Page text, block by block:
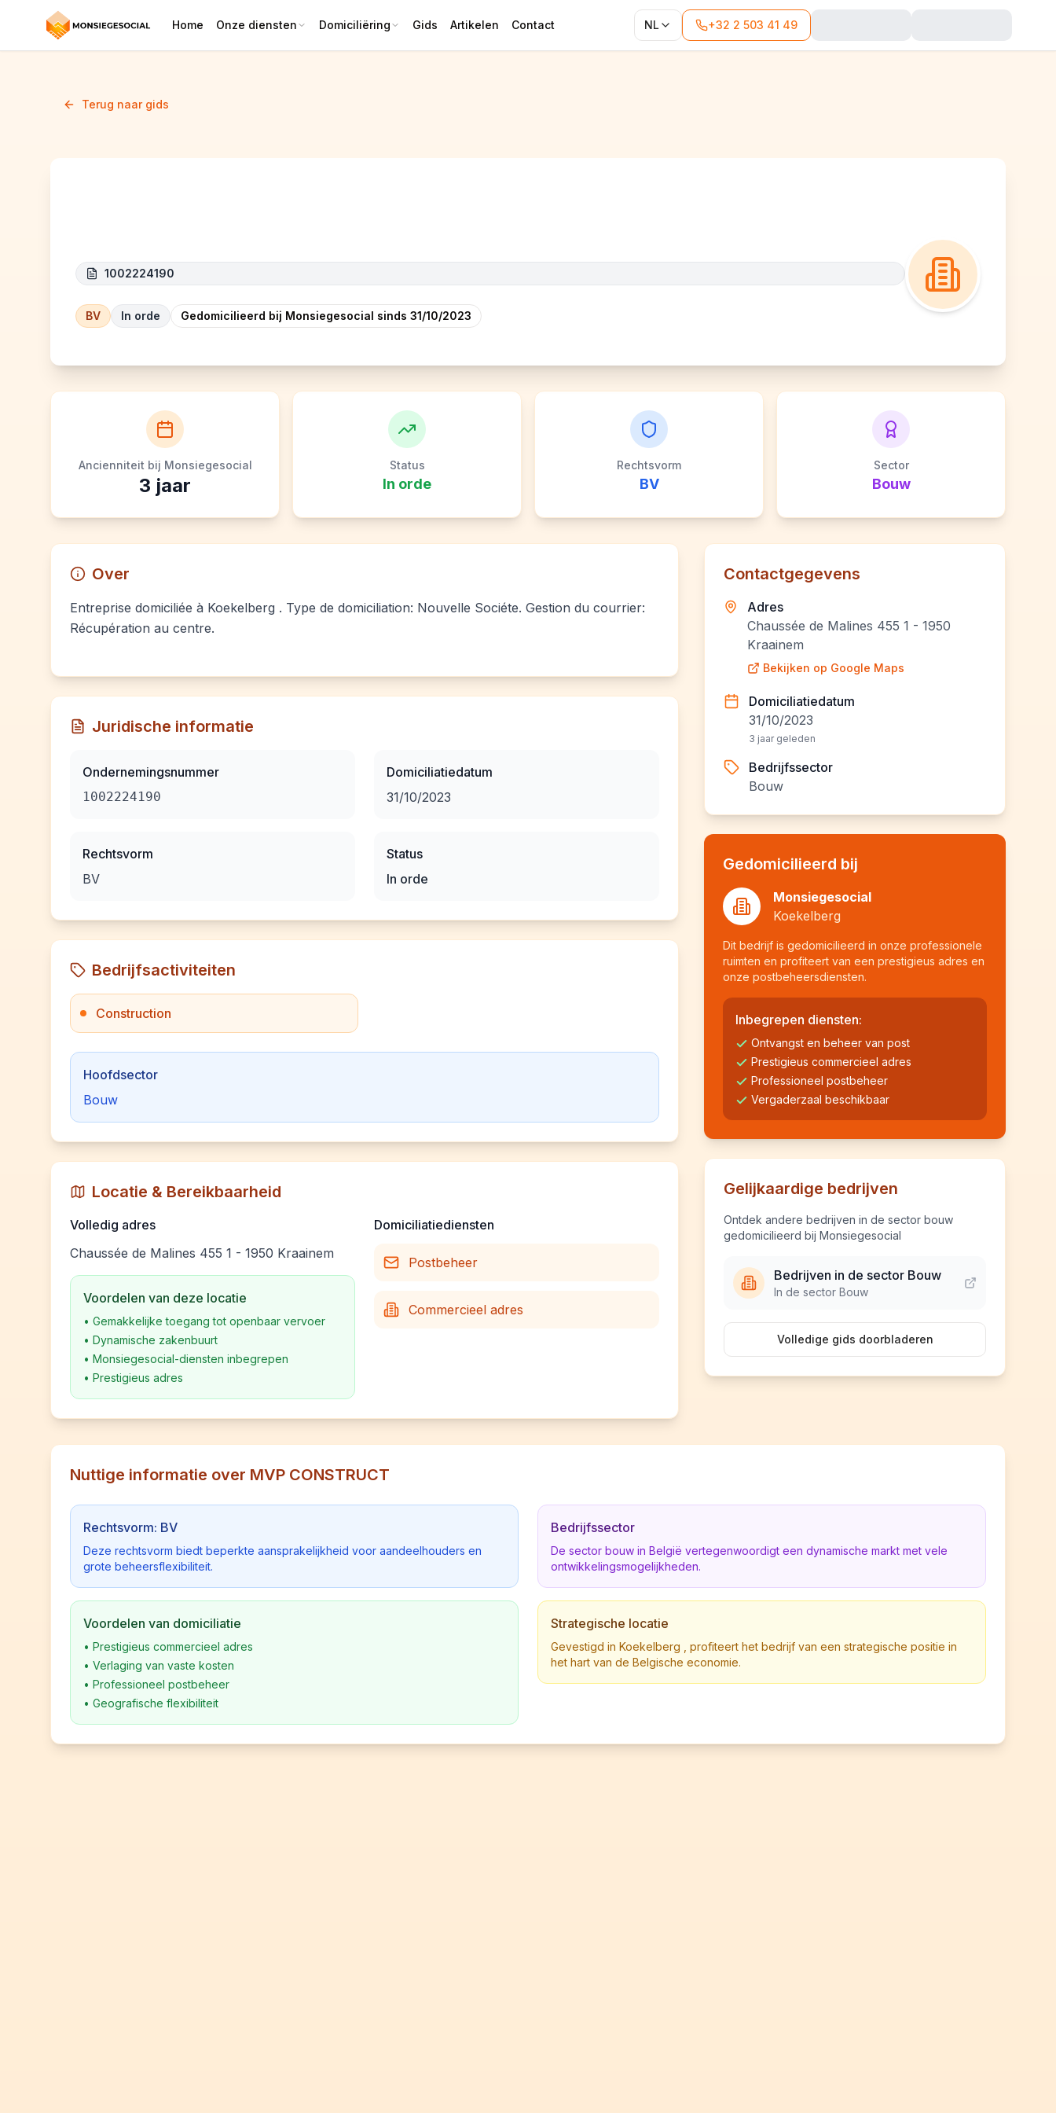
Home Onze diensten Domiciliëring Gids Artikelen Contact NL +32 2 503 41 49
Terug naar gids
1002224190
BV In orde Gedomicilieerd bij Monsiegesocial sinds 31/10/2023
Ancienniteit bij Monsiegesocial
3 jaar
Status
In orde
Rechtsvorm
BV
Sector
Bouw
Over
Entreprise domiciliée à Koekelberg . Type de domiciliation: Nouvelle Sociéte. Gestion du courrier:
Récupération au centre.
Juridische informatie
Ondernemingsnummer
1002224190
Rechtsvorm
BV
Domiciliatiedatum
31/10/2023
Status
In orde
Bedrijfsactiviteiten
Construction
Hoofdsector
Bouw
Locatie & Bereikbaarheid
Volledig adres
Chaussée de Malines 455 1 - 1950 Kraainem
Voordelen van deze locatie
• Gemakkelijke toegang tot openbaar vervoer
• Dynamische zakenbuurt
• Monsiegesocial-diensten inbegrepen
• Prestigieus adres
Domiciliatiediensten
Postbeheer
Commercieel adres
Contactgegevens
Adres
Chaussée de Malines 455 1 - 1950
Kraainem
Bekijken op Google Maps
Domiciliatiedatum
31/10/2023
3 jaar geleden
Bedrijfssector
Bouw
Gedomicilieerd bij
Monsiegesocial
Koekelberg
Dit bedrijf is gedomicilieerd in onze professionele
ruimten en profiteert van een prestigieus adres en
onze postbeheersdiensten.
Inbegrepen diensten:
Ontvangst en beheer van post
Prestigieus commercieel adres
Professioneel postbeheer
Vergaderzaal beschikbaar
Gelijkaardige bedrijven
Ontdek andere bedrijven in de sector bouw
gedomicilieerd bij Monsiegesocial
Bedrijven in de sector Bouw
In de sector Bouw
Volledige gids doorbladeren
Nuttige informatie over MVP CONSTRUCT
Rechtsvorm: BV
Deze rechtsvorm biedt beperkte aansprakelijkheid voor aandeelhouders en
grote beheersflexibiliteit.
Voordelen van domiciliatie
• Prestigieus commercieel adres
• Verlaging van vaste kosten
• Professioneel postbeheer
• Geografische flexibiliteit
Bedrijfssector
De sector bouw in België vertegenwoordigt een dynamische markt met vele
ontwikkelingsmogelijkheden.
Strategische locatie
Gevestigd in Koekelberg , profiteert het bedrijf van een strategische positie in
het hart van de Belgische economie.